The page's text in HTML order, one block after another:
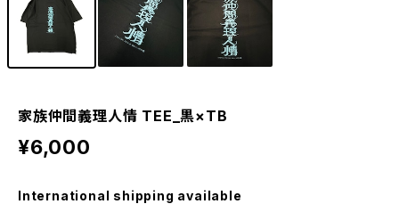
家族仲間義理人情 TEE_黒×TB
¥6,000
International shipping available